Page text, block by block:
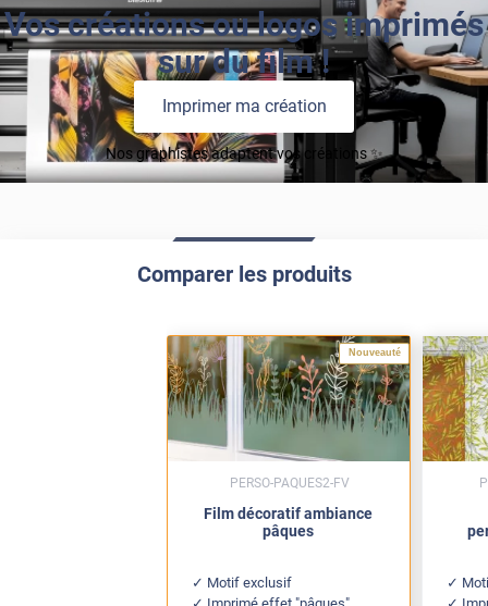
Vos créations ou logos imprimés
sur du film !
Imprimer ma création
Nos graphistes adaptent vos créations ✨
Comparer les produits
Nouveauté
Film décoratif ambiance
pâques
Motif exclusif
PERSO-PAQUES2-FV